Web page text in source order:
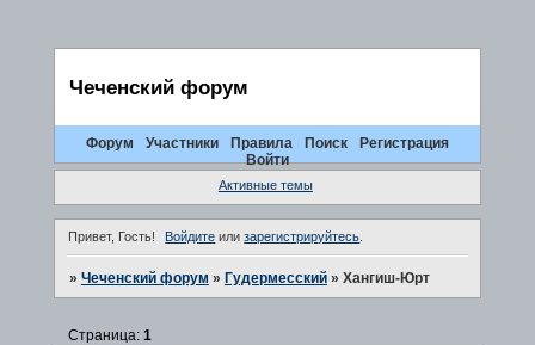
Чеченский форум
Форум Участники Правила Поиск
Регистрация
Войти
Активные темы
Привет, Гость! Войдите илизарегистрируйтесь.
» Чеченский форум » Гудермесский » Хангиш-Юрт
Страница: 1